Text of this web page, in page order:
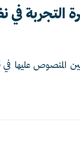
التجربة
عليها في